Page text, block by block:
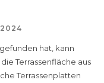
hat, kann
Terrassenfläche aus
Terrassenplatten